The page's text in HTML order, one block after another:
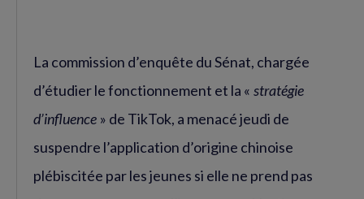
La commission d’enquête du Sénat, chargée
d’étudier le fonctionnement et la « stratégie
d’influence » de TikTok, a menacé jeudi de
suspendre l’application d’origine chinoise
plébiscitée par les jeunes si elle ne prend pas